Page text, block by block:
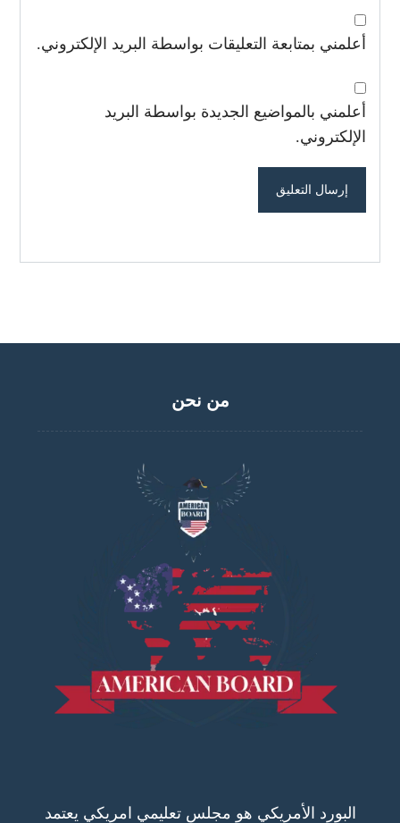
أعلمني بمتابعة التعليقات بواسطة البريد الإلكتروني.
أعلمني بالمواضيع الجديدة بواسطة البريد
الإلكتروني.
من نحن
البورد الأمريكي هو مجلس تعليمي امريكي يعتمد